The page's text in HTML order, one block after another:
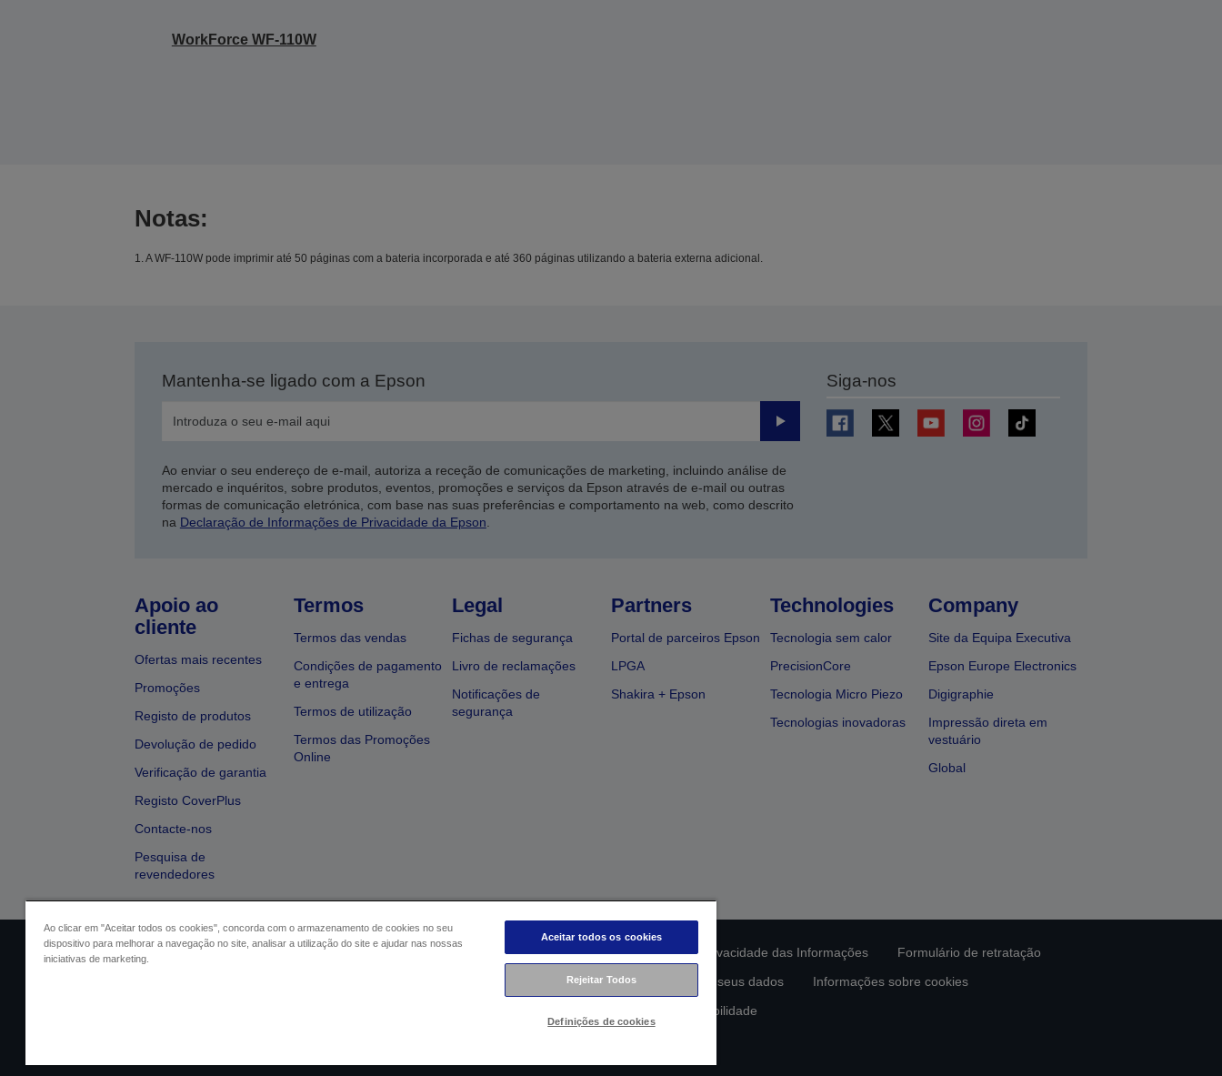
WorkForce WF-110W
Notas:
1. A WF-110W pode imprimir até 50 páginas com a bateria incorporada e até 360 páginas utilizando a bateria externa adicional.
Mantenha-se ligado com a Epson
Enviar
Ao enviar o seu endereço de e-mail, autoriza a receção de comunicações de marketing, incluindo análise de
mercado e inquéritos, sobre produtos, eventos, promoções e serviços da Epson através de e-mail ou outras
formas de comunicação eletrónica, com base nas suas preferências e comportamento na web, como descrito
na Declaração de Informações de Privacidade da Epson
Siga-nos
Apoio ao
cliente
Ofertas mais recentes
Promoções
Registo de produtos
Devolução de pedido
Verificação de garantia
Registo CoverPlus
Contacte-nos
Pesquisa de
revendedores
Termos
Termos das vendas
Condições de pagamento
e entrega
Termos de utilização
Termos das Promoções
Online
Legal
Fichas de segurança
Livro de reclamações
Notificações de
segurança
Partners
Portal de parceiros Epson
LPGA
Shakira + Epson
Technologies
Tecnologia sem calor
PrecisionCore
Tecnologia Micro Piezo
Tecnologias inovadoras
Company
Site da Equipa Executiva
Epson Europe Electronics
Digigraphie
Impressão direta em
vestuário
Global
Identificação do vendedor Identificação da conformidade do produto Declaração de Privacidade das Informações
Formulário de retratação
Contacte-nos sobre os seus dados
Informações sobre cookies
Compromisso da Epson para com a acessibilidade
Ao clicar em "Aceitar todos os cookies", concorda com o armazenamento de cookies no seu
dispositivo para melhorar a navegação no site, analisar a utilização do site e ajudar nas nossas
iniciativas de marketing.
Aceitar todos os cookies
Rejeitar Todos
Definições de cookies